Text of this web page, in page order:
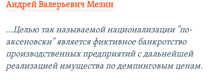
Андрей Валерьевич Мезин
...Целью так называемой национализации "по-
аксеновски" является фиктивное банкротство
производственных предприятий с дальнейшей
реализацией имущества по демпинговым ценам.